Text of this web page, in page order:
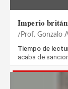
Imperio
Prof. Gonzalo
Tiempo de
acaba de